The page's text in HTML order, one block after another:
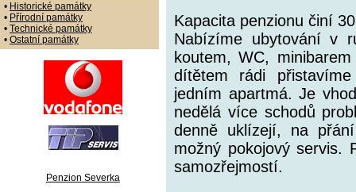
• Historické památky
• Přírodní památky
• Technické památky
• Ostatní památky
Penzion Severka
Kapacita penzionu činí
Nabízíme ubytování v
koutem, WC,
dítětem rádi
jedním apartmá. Je
nedělá více schodů
denně uklízejí, na
možný pokojový servis.
samozřejmostí.